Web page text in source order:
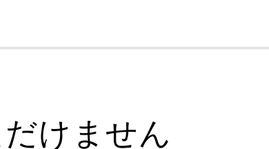
けません